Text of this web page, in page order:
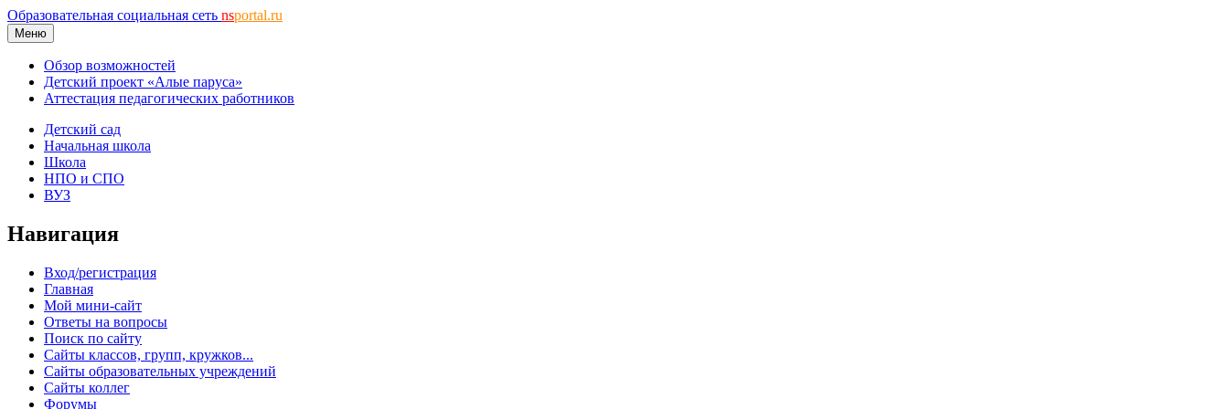
Образовательная социальная сеть nsportal.ru
Меню
Обзор возможностей
Детский проект «Алые паруса»
Аттестация педагогических работников
Детский сад
Начальная школа
Школа
НПО и СПО
ВУЗ
Навигация
Вход/регистрация
Главная
Мой мини-сайт
Ответы на вопросы
Поиск по сайту
Сайты классов, групп, кружков...
Сайты образовательных учреждений
Сайты коллег
Форумы